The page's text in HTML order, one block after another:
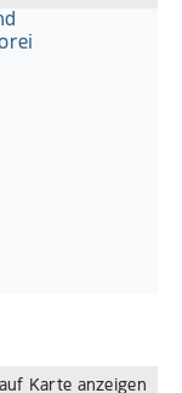
auf Karte anzeigen